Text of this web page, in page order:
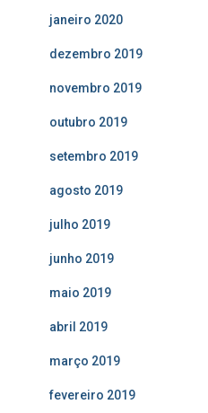
janeiro 2020
dezembro 2019
novembro 2019
outubro 2019
setembro 2019
agosto 2019
julho 2019
junho 2019
maio 2019
abril 2019
março 2019
fevereiro 2019